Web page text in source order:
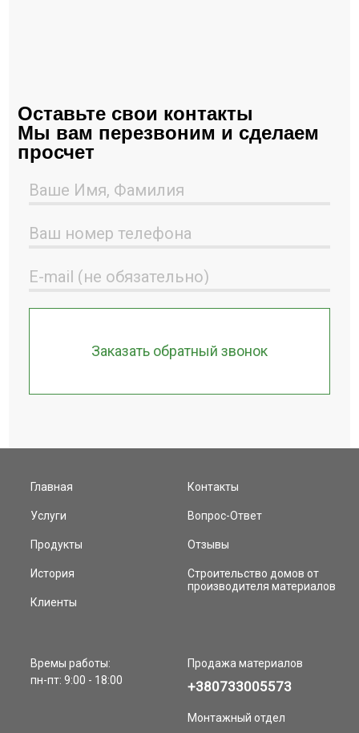
Оставьте свои контакты
Мы вам перезвоним и сделаем
просчет
Главная
Услуги
Продукты
История
Клиенты
Контакты
Вопрос-Ответ
Отзывы
Строительство домов от
производителя материалов
Времы работы:
пн-пт: 9:00 - 18:00
Продажа материалов
+380733005573
Монтажный отдел